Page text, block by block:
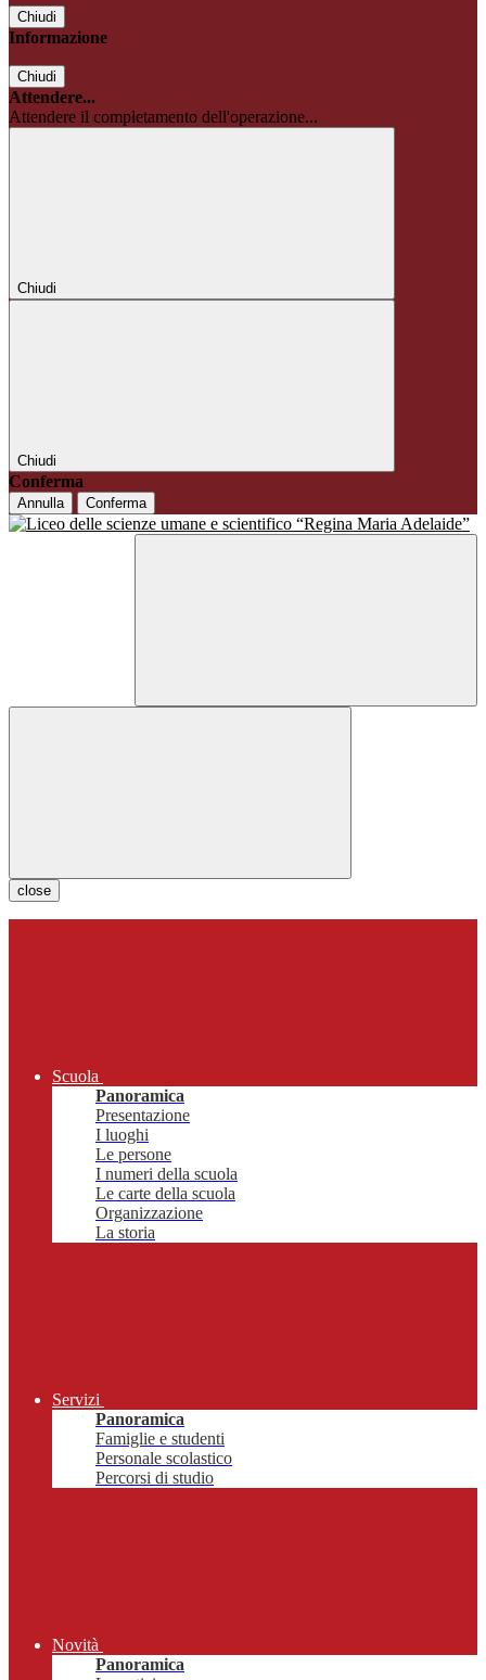
Chiudi
Informazione
Chiudi
Attendere...
Attendere il completamento dell'operazione...
Chiudi
Chiudi
Conferma
Annulla Conferma
close
Scuola
Panoramica
Presentazione
I luoghi
Le persone
I numeri della scuola
Le carte della scuola
Organizzazione
La storia
Servizi
Panoramica
Famiglie e studenti
Personale scolastico
Percorsi di studio
Novità
Panoramica